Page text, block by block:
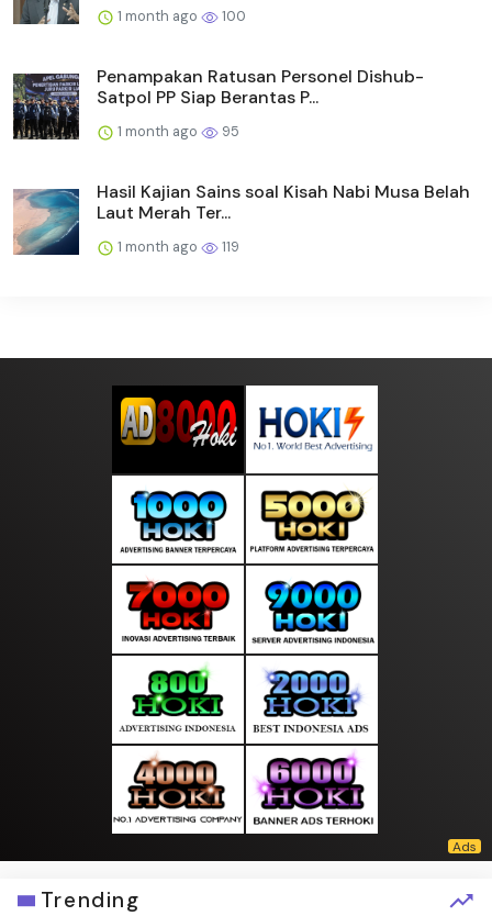
1 month ago 100
Penampakan Ratusan Personel Dishub-
Satpol PP Siap Berantas P...
1 month ago 95
Hasil Kajian Sains soal Kisah Nabi Musa Belah
Laut Merah Ter...
1 month ago 119
Trending